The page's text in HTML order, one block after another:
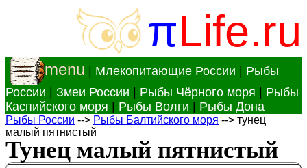
πLife.ru
menu Млекопитающие России
Рыбы
России
Змеи России Рыбы Чёрного моря
Рыбы
Каспийского моря
Рыбы Волги Рыбы Дона
Рыбы России --> Рыбы Балтийского моря --> тунец
малый пятнистый
Тунец малый пятнистый